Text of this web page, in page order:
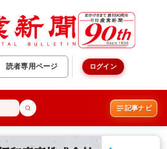
読者専用ページ ログイン
記事ナビ